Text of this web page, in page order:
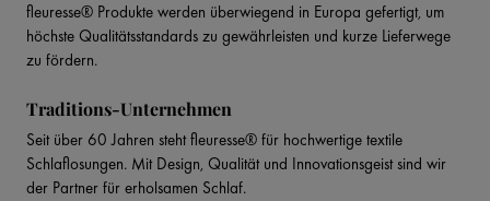
fleuresse® Produkte werden überwiegend in Europa gefertigt, um
höchste Qualitätsstandards zu gewährleisten und kurze Lieferwege
zu fördern.
Traditions-Unternehmen
Seit über 60 Jahren steht fleuresse® für hochwertige textile
Schlaflosungen. Mit Design, Qualität und Innovationsgeist sind wir
der Partner für erholsamen Schlaf.